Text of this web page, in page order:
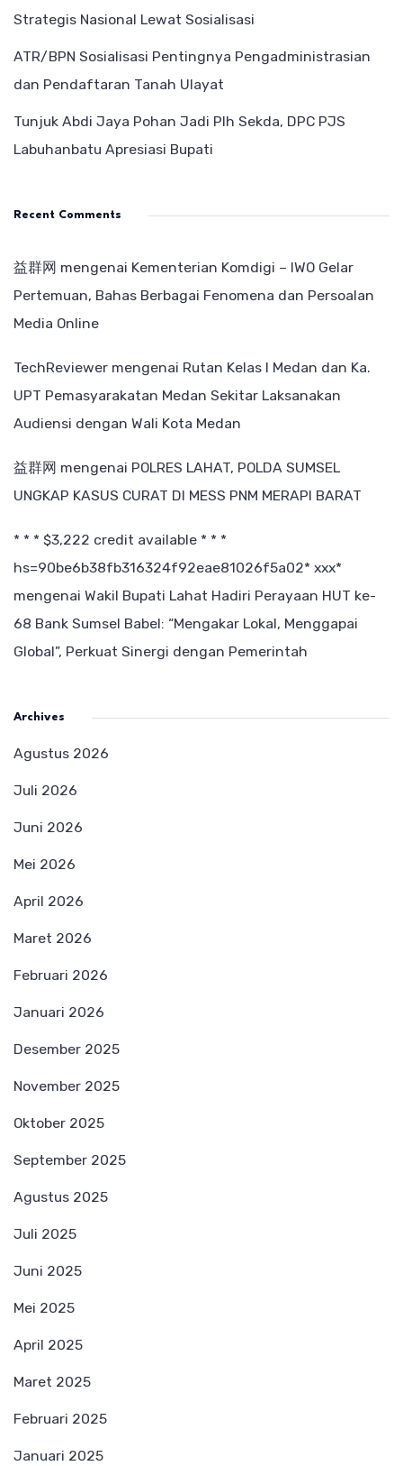
Strategis Nasional Lewat Sosialisasi
ATR/BPN Sosialisasi Pentingnya Pengadministrasian
dan Pendaftaran Tanah Ulayat
Tunjuk Abdi Jaya Pohan Jadi Plh Sekda, DPC PJS
Labuhanbatu Apresiasi Bupati
Recent Comments
益群网 mengenai Kementerian Komdigi – IWO Gelar
Pertemuan, Bahas Berbagai Fenomena dan Persoalan
Media Online
TechReviewer mengenai Rutan Kelas I Medan dan Ka.
UPT Pemasyarakatan Medan Sekitar Laksanakan
Audiensi dengan Wali Kota Medan
益群网 mengenai POLRES LAHAT, POLDA SUMSEL
UNGKAP KASUS CURAT DI MESS PNM MERAPI BARAT
* * * $3,222 credit available * * *
hs=90be6b38fb316324f92eae81026f5a02* ххх*
mengenai Wakil Bupati Lahat Hadiri Perayaan HUT ke-
68 Bank Sumsel Babel: “Mengakar Lokal, Menggapai
Global”, Perkuat Sinergi dengan Pemerintah
Archives
Agustus 2026
Juli 2026
Juni 2026
Mei 2026
April 2026
Maret 2026
Februari 2026
Januari 2026
Desember 2025
November 2025
Oktober 2025
September 2025
Agustus 2025
Juli 2025
Juni 2025
Mei 2025
April 2025
Maret 2025
Februari 2025
Januari 2025